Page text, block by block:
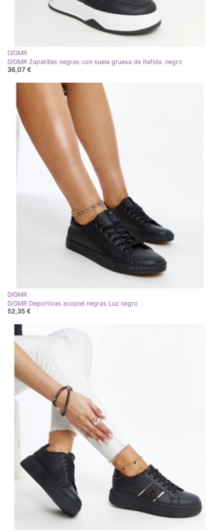
D/GMR
D/GMR Zapatillas negras con suela gruesa de Rafida. negro
36,07 €
D/GMR
D/GMR Deportivas ecopiel negras Luz negro
52,35 €